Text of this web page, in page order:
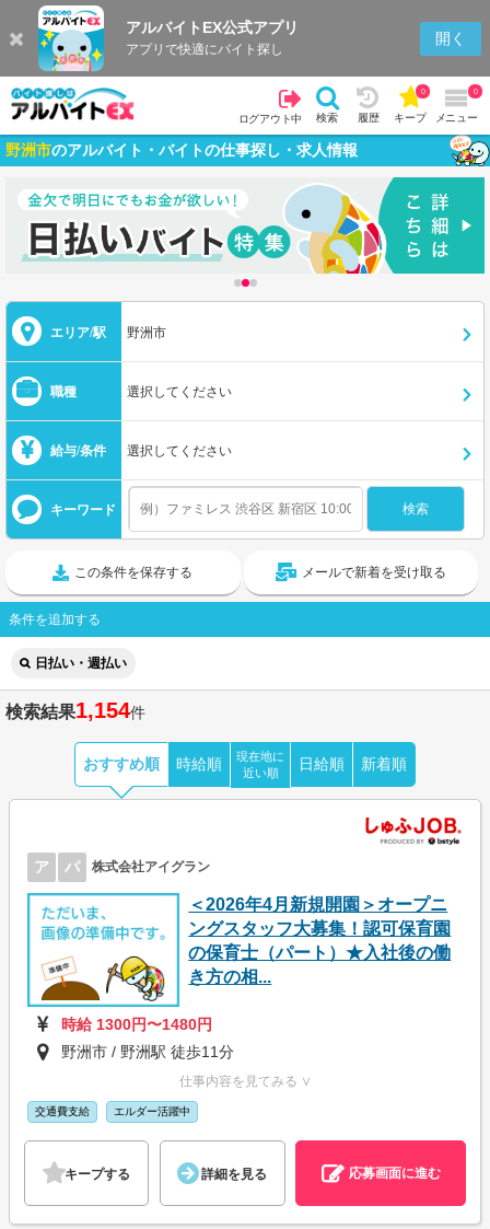
アルバイトEX公式アプリ
アプリで快適にバイト探し
開く
ログアウト中 検索 履歴 キープ
0
メニュー
0
野洲市のアルバイト・バイトの仕事探し・求人情報
エリア/駅 野洲市
職種 選択してください
給与/条件 選択してください
キーワード
この条件を保存する メールで新着を受け取る
条件を追加する
日払い・週払い
検索結果1,154件
おすすめ順 時給順
現在地に
近い順
日給順 新着順
ア パ 株式会社アイグラン
＜2026年4月新規開園＞オープニ
ングスタッフ大募集！認可保育園
の保育士（パート）★入社後の働
き方の相...
時給 1300円〜1480円
野洲市 / 野洲駅 徒歩11分
仕事内容を見てみる ∨
交通費支給 エルダー活躍中
キープする 詳細を見る 応募画面に進む